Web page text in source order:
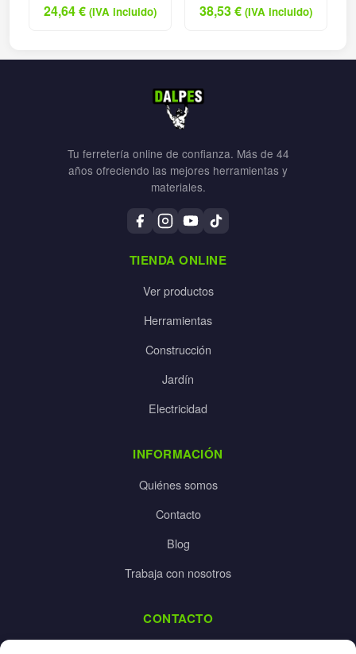
24,64€ (IVA incluido) 38,53€ (IVA incluido)
Tu ferretería online de confianza. Más de 44
años ofreciendo las mejores herramientas y
materiales.
TIENDA ONLINE
Ver productos
Herramientas
Construcción
Jardín
Electricidad
INFORMACIÓN
Quiénes somos
Contacto
Blog
Trabaja con nosotros
CONTACTO